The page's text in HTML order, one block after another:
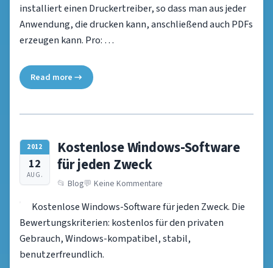
installiert einen Druckertreiber, so dass man aus jeder
Anwendung, die drucken kann, anschließend auch PDFs
erzeugen kann. Pro: …
Read more →
2012
12
AUG.
Kostenlose Windows-Software
für jeden Zweck
Blog Keine Kommentare
Kostenlose Windows-Software für jeden Zweck. Die
Bewertungskriterien: kostenlos für den privaten
Gebrauch, Windows-kompatibel, stabil,
benutzerfreundlich.